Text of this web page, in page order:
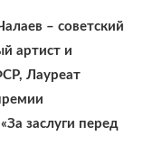
– советский
артист и
Лауреат
заслуги перед